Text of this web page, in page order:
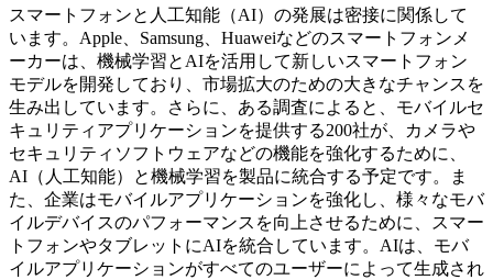
スマートフォンと人工知能（AI）の発展は密接に関係して
います。Apple、Samsung、Huaweiなどのスマートフォンメ
ーカーは、機械学習とAIを活用して新しいスマートフォン
モデルを開発しており、市場拡大のための大きなチャンスを
生み出しています。さらに、ある調査によると、モバイルセ
キュリティアプリケーションを提供する200社が、カメラや
セキュリティソフトウェアなどの機能を強化するために、
AI（人工知能）と機械学習を製品に統合する予定です。ま
た、企業はモバイルアプリケーションを強化し、様々なモバ
イルデバイスのパフォーマンスを向上させるために、スマー
トフォンやタブレットにAIを統合しています。AIは、モバ
イルアプリケーションがすべてのユーザーによって生成され